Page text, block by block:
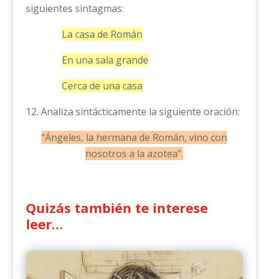
siguientes sintagmas:
La casa de Román
En una sala grande
Cerca de una casa
12. Analiza sintácticamente la siguiente oración:
“Ángeles, la hermana de Román, vino con
nosotros a la azotea”.
Quizás también te interese
leer…